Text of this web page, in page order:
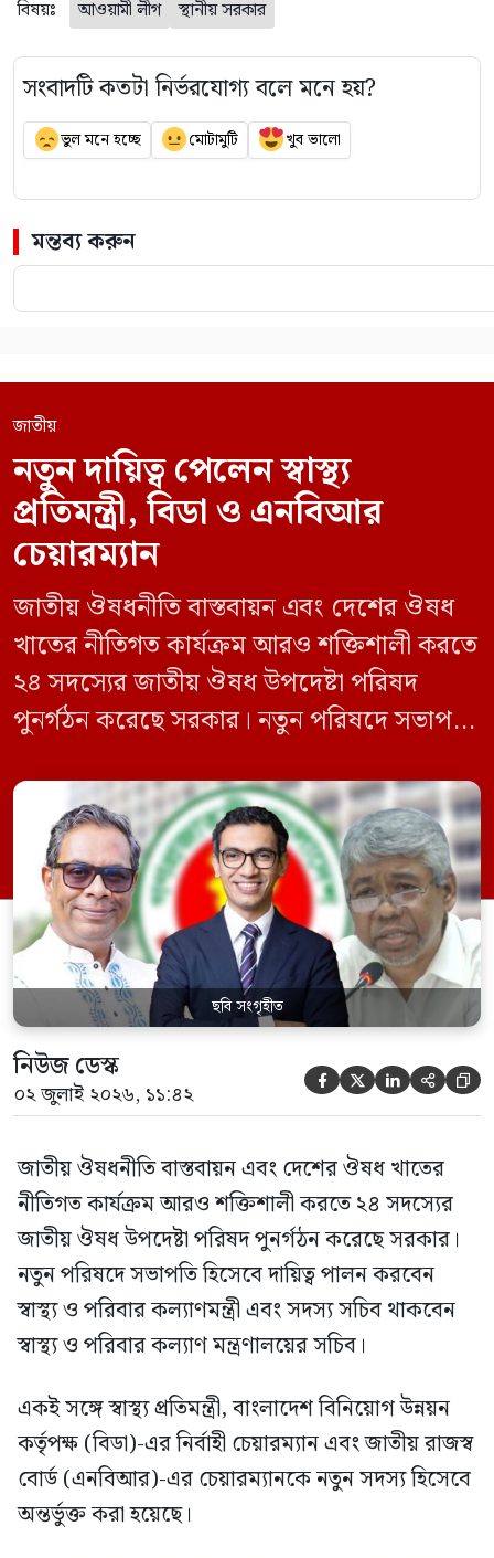
বিষয়ঃ আওয়ামী লীগ স্থানীয় সরকার
সংবাদটি কতটা নির্ভরযোগ্য বলে মনে হয়?
ভুল মনে হচ্ছে মোটামুটি খুব ভালো
মন্তব্য করুন
জাতীয়
নতুন দায়িত্ব পেলেন স্বাস্থ্য
প্রতিমন্ত্রী, বিডা ও এনবিআর
চেয়ারম্যান
জাতীয় ঔষধনীতি বাস্তবায়ন এবং দেশের ঔষধ
খাতের নীতিগত কার্যক্রম আরও শক্তিশালী করতে
২৪ সদস্যের জাতীয় ঔষধ উপদেষ্টা পরিষদ
পুনর্গঠন করেছে সরকার। নতুন পরিষদে সভাপতি
কল্যাণমন্ত্রী এবং সদস্য সচিব থাকবেন স্বাস্থ্য ও
পরিবার কল্যাণ মন্ত্রণালয়ের সচিব। একই সঙ্গে
স্বাস্থ্য প্রতিমন্ত্রী, বাংলাদেশ বিনিয়োগ উন্নয়ন
কর্তৃপক্ষ (বিডা)-এর নির্বাহী চেয়ারম্যান এবং
জাতীয় […]
ছবি সংগৃহীত
নিউজ ডেস্ক
০২ জুলাই ২০২৬, ১১:৪২     
জাতীয় ঔষধনীতি বাস্তবায়ন এবং দেশের ঔষধ খাতের
নীতিগত কার্যক্রম আরও শক্তিশালী করতে ২৪ সদস্যের
জাতীয় ঔষধ উপদেষ্টা পরিষদ পুনর্গঠন করেছে সরকার।
নতুন পরিষদে সভাপতি হিসেবে দায়িত্ব পালন করবেন
স্বাস্থ্য ও পরিবার কল্যাণমন্ত্রী এবং সদস্য সচিব থাকবেন
স্বাস্থ্য ও পরিবার কল্যাণ মন্ত্রণালয়ের সচিব।
একই সঙ্গে স্বাস্থ্য প্রতিমন্ত্রী, বাংলাদেশ বিনিয়োগ উন্নয়ন
কর্তৃপক্ষ (বিডা)-এর নির্বাহী চেয়ারম্যান এবং জাতীয় রাজস্ব
বোর্ড (এনবিআর)-এর চেয়ারম্যানকে নতুন সদস্য হিসেবে
অন্তর্ভুক্ত করা হয়েছে।